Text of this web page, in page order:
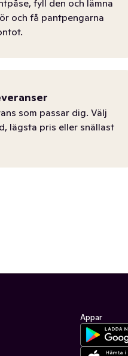
fyll den och lämna
och få pantpengarna
som passar dig. Välj
lägsta pris eller snällast
Appar